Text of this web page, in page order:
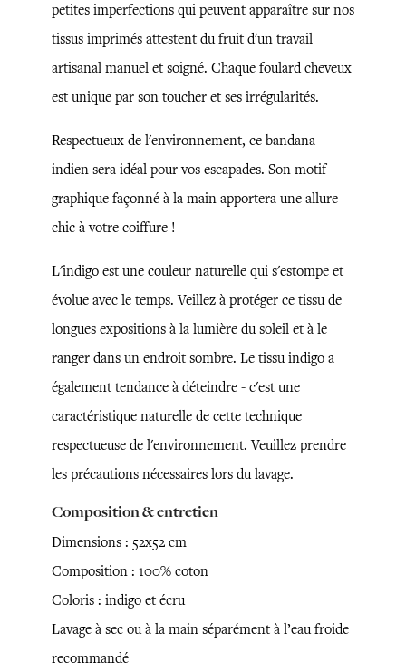
petites imperfections qui peuvent apparaître sur nos
tissus imprimés attestent du fruit d'un travail
artisanal manuel et soigné. Chaque foulard cheveux
est unique par son toucher et ses irrégularités.
Respectueux de l'environnement, ce bandana
indien sera idéal pour vos escapades. Son motif
graphique façonné à la main apportera une allure
chic à votre coiffure !
L'indigo est une couleur naturelle qui s'estompe et
évolue avec le temps. Veillez à protéger ce tissu de
longues expositions à la lumière du soleil et à le
ranger dans un endroit sombre. Le tissu indigo a
également tendance à déteindre - c'est une
caractéristique naturelle de cette technique
respectueuse de l'environnement. Veuillez prendre
les précautions nécessaires lors du lavage.
Composition & entretien
Dimensions : 52x52 cm
Composition : 100% coton
Coloris : indigo et écru
Lavage à sec ou à la main séparément à l’eau froide
recommandé